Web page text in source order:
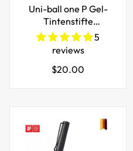
Uni-ball one P Gel-
Tintenstifte
Aromatisierte Jelly-
Farbe 0,5 mm
5
reviews
Regulärer
$20.00